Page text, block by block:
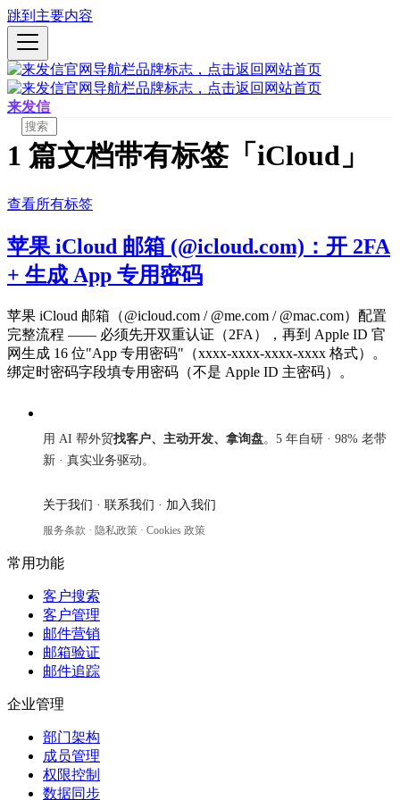
跳到主要内容
来发信
1 篇文档带有标签「iCloud」
查看所有标签
苹果 iCloud 邮箱 (@icloud.com)：开 2FA
+ 生成 App 专用密码
苹果 iCloud 邮箱（@icloud.com / @me.com / @mac.com）配置
完整流程 —— 必须先开双重认证（2FA），再到 Apple ID 官
网生成 16 位"App 专用密码"（xxxx-xxxx-xxxx-xxxx 格式）。
绑定时密码字段填专用密码（不是 Apple ID 主密码）。
用 AI 帮外贸找客户、主动开发、拿询盘。5 年自研 · 98% 老带
新 · 真实业务驱动。
关于我们 · 联系我们 · 加入我们
服务条款 · 隐私政策 · Cookies 政策
常用功能
客户搜索
客户管理
邮件营销
邮箱验证
邮件追踪
企业管理
部门架构
成员管理
权限控制
数据同步